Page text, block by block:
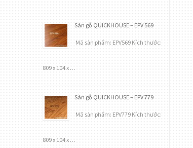
Sàn gỗ QUICKHOUSE – EPV 569
Mã sản phẩm: EPV569 Kích thước:
809 x 104 x …
Sàn gỗ QUICKHOUSE – EPV 779
Mã sản phẩm: EPV779 Kích thước:
809 x 104 x …